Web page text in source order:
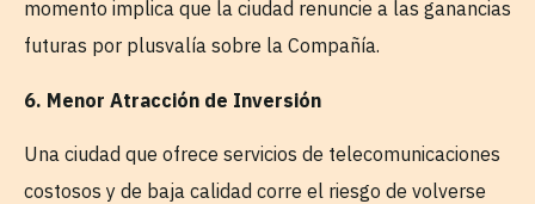
momento implica que la ciudad renuncie a las ganancias
futuras por plusvalía sobre la Compañía.
6. Menor Atracción de Inversión
Una ciudad que ofrece servicios de telecomunicaciones
costosos y de baja calidad corre el riesgo de volverse